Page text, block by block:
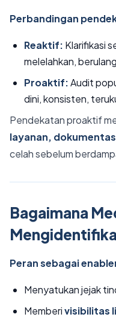
Perbandingan
Reaktif: Klarifikasi
melelahkan,
Proaktif:Audit
dini, konsisten,
Pendekatan proaktif
layanan,
celah sebelum
Bagaimana
Peran sebagai
Menyatukan jejak
Memberivisibilitas